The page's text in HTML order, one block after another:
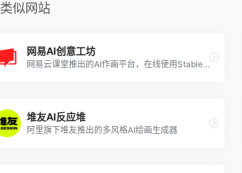
类似网站
网易AI创意工坊
网易云课堂推出的AI作画平台，在线使用Stable Diffusion出图
堆友AI反应堆
阿里旗下堆友推出的多风格AI绘画生成器